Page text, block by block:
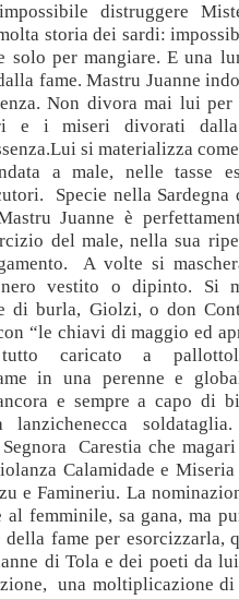
distruggere
storia dei sardi:
solo per mangiare. E una
fame. Mastru Juanne
Non divora mai lui
e i miseri divorati dalla
si materializza
a male, nelle tasse
Specie nella Sardegna
Juanne è
del male, nella sua
A volte si
vestito o dipinto. Si
di burla, Giolzi, o don
“le chiavi di maggio ed
caricato a pallottole
in una perenne e
e sempre a capo di
lanzichenecca
Carestia che
Calamidade e Miseria
e Famineriu. La
al femminile, sa gana, ma
della fame per esorcizzarla,
di Tola e dei poeti da
una moltiplicazione